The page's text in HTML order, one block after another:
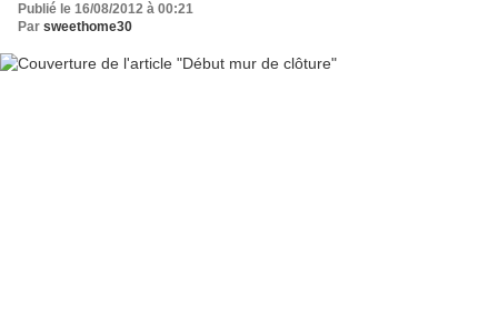
Publié le 16/08/2012 à 00:21
Par sweethome30